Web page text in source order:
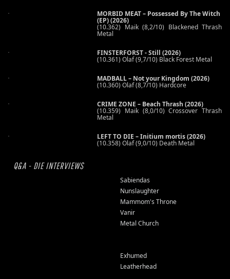
MORBID MEAT – Possessed By The Witch
(EP) (2026)
(10.362) Maik (8,2/10) Blackened Thrash
Metal
FINSTERFORST - Still (2026)
(10.361) Olaf (9,7/10) Black Forest Metal
MADBALL – Not your Kingdom (2026)
(10.360) Olaf (8,7/10) Hardcore
CRIME ZONE – Beach Thrash (2026)
(10.359) Maik (8,0/10) Crossover Thrash
Metal
LEFT TO DIE – Initium mortis (2026)
(10.358) Olaf (9,0/10) Death Metal
Q&A - DIE INTERVIEWS
Sabiendas
Nunslaughter
Mammom's Throne
Vanir
Metal Church
Exhumed
Leatherhead